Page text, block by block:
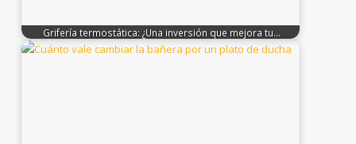
Grifería termostática: ¿Una inversión que mejora tu…